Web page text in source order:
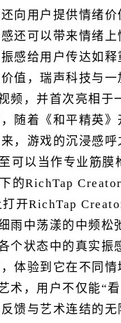
向用户提供情绪
还可以带来情绪
感给用户传达如
值，瑞声科技与
频，并首次亮相
随着《和平精英
，游戏的沉浸感
可以当作专业筋
的RichTap
开RichTap
雨中荡漾的中频
个状态中的真实
体验到它在不同
术，用户不仅能“
馈与艺术连结的无